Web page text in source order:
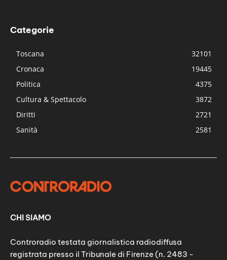
Categorie
Toscana
32101
Cronaca
19445
Politica
4375
Cultura & Spettacolo
3872
Diritti
2721
Sanità
2581
CHI SIAMO
Controradio testata giornalistica radiodiffusa
registrata presso il Tribunale di Firenze (n. 2483 -